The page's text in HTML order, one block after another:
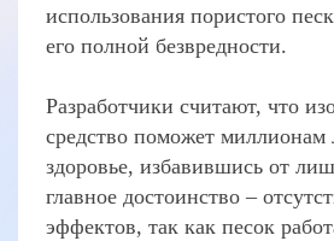
использования пористого
его полной безвредности.
Разработчики считают, что
средство поможет миллионам
здоровье, избавившись от
главное достоинство –
эффектов, так как песок